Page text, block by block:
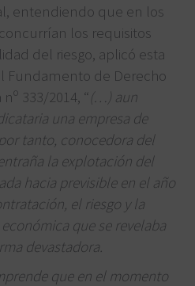
entendiendo que en los
los requisitos
del riesgo, aplicó esta
Fundamento de Derecho
333/2014, “(…) aun
una empresa de
tanto, conocedora del
la explotación del
hacia previsible en el año
el riesgo y la
que se revelaba
devastadora.
que en el momento